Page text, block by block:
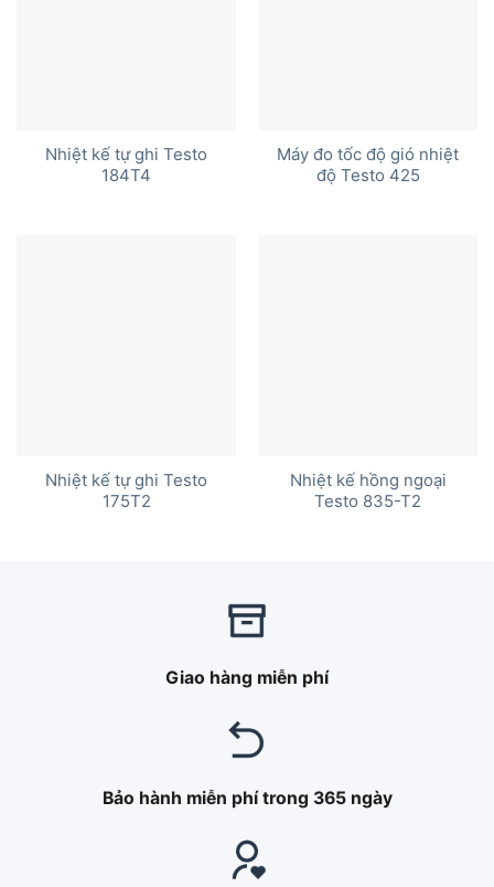
Nhiệt kế tự ghi Testo
184T4
Máy đo tốc độ gió nhiệt
độ Testo 425
Nhiệt kế tự ghi Testo
175T2
Nhiệt kế hồng ngoại
Testo 835-T2
Giao hàng miễn phí
Bảo hành miễn phí trong 365 ngày